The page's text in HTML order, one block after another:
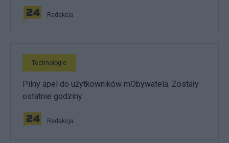
Redakcja
Technologie
Pilny apel do użytkowników mObywatela. Zostały
ostatnie godziny
Redakcja